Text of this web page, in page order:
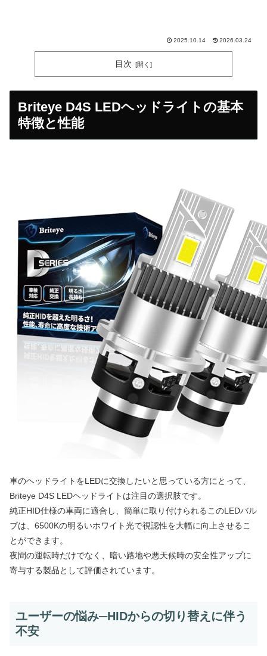
2025.10.14 2026.03.24
目次
Briteye D4S LEDヘッドライトの基本
特徴と性能
車のヘッドライトをLEDに交換したいと思っている方にとって、
Briteye D4S LEDヘッドライトは注目の選択肢です。
純正HID仕様の車両に適合し、簡単に取り付けられるこのLEDバル
ブは、6500Kの明るいホワイト光で視認性を大幅に向上させるこ
とができます。
夜間の運転時だけでなく、暗い路地や悪天候時の安全性アップに
寄与する製品として評価されています。
ユーザーの悩み─HIDからの切り替えに伴う
不安